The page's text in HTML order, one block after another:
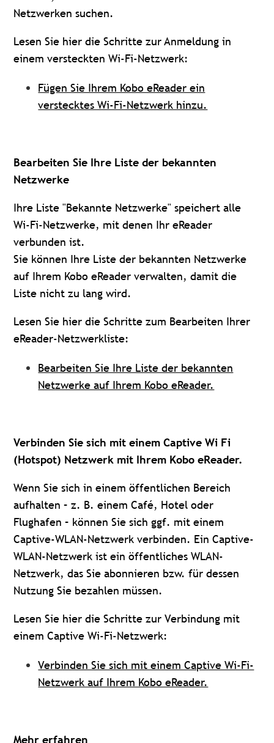
Netzwerken suchen.
Lesen Sie hier die Schritte zur Anmeldung in
einem versteckten Wi-Fi-Netzwerk:
Fügen Sie Ihrem Kobo eReader ein
verstecktes Wi-Fi-Netzwerk hinzu.
Bearbeiten Sie Ihre Liste der bekannten
Netzwerke
Ihre Liste "Bekannte Netzwerke" speichert alle
Wi-Fi-Netzwerke, mit denen Ihr eReader
verbunden ist.
Sie können Ihre Liste der bekannten Netzwerke
auf Ihrem Kobo eReader verwalten, damit die
Liste nicht zu lang wird.
Lesen Sie hier die Schritte zum Bearbeiten Ihrer
eReader-Netzwerkliste:
Bearbeiten Sie Ihre Liste der bekannten
Netzwerke auf Ihrem Kobo eReader.
Verbinden Sie sich mit einem Captive Wi Fi
(Hotspot) Netzwerk mit Ihrem Kobo eReader.
Wenn Sie sich in einem öffentlichen Bereich
aufhalten – z. B. einem Café, Hotel oder
Flughafen – können Sie sich ggf. mit einem
Captive-WLAN-Netzwerk verbinden. Ein Captive-
WLAN-Netzwerk ist ein öffentliches WLAN-
Netzwerk, das Sie abonnieren bzw. für dessen
Nutzung Sie bezahlen müssen.
Lesen Sie hier die Schritte zur Verbindung mit
einem Captive Wi-Fi-Netzwerk:
Verbinden Sie sich mit einem Captive Wi-Fi-
Netzwerk auf Ihrem Kobo eReader.
Mehr erfahren